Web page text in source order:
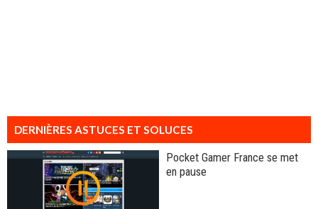
DERNIÈRES ASTUCES ET SOLUCES
Pocket Gamer France se met
en pause